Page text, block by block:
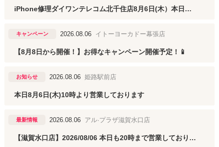
iPhone修理ダイワンテレコム北千住店8月6日(木）本日も11時~17時まで営業しております
キャンペーン 2026.08.06 イトーヨーカドー幕張店
【8月8日から開催！】お得なキャンペーン開催予定！📱
お知らせ 2026.08.06 姫路駅前店
本日8月6日(木)10時より営業しております
最新情報 2026.08.06 アル·プラザ滋賀水口店
【滋賀水口店】2026/08/06 本日も20時まで営業しております★